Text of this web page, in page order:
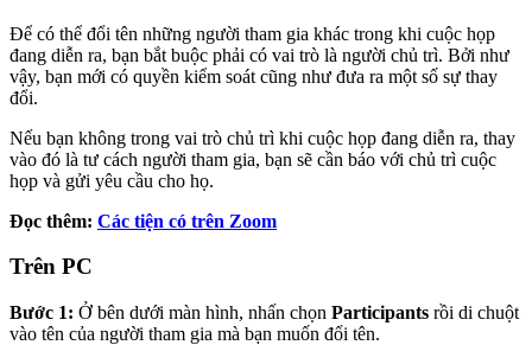
Để có thể đổi tên những người tham gia khác trong khi cuộc họp
đang diễn ra, bạn bắt buộc phải có vai trò là người chủ trì. Bởi như
vậy, bạn mới có quyền kiểm soát cũng như đưa ra một số sự thay
đổi.
Nếu bạn không trong vai trò chủ trì khi cuộc họp đang diễn ra, thay
vào đó là tư cách người tham gia, bạn sẽ cần báo với chủ trì cuộc
họp và gửi yêu cầu cho họ.
Đọc thêm: Các tiện có trên Zoom
Trên PC
Bước 1: Ở bên dưới màn hình, nhấn chọn Participants rồi di chuột
vào tên của người tham gia mà bạn muốn đổi tên.